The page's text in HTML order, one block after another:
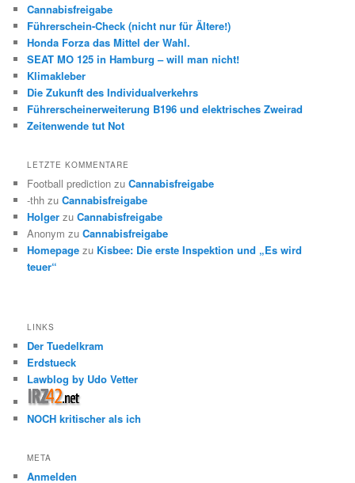
Cannabisfreigabe
Führerschein-Check (nicht nur für Ältere!)
Honda Forza das Mittel der Wahl.
SEAT MO 125 in Hamburg – will man nicht!
Klimakleber
Die Zukunft des Individualverkehrs
Führerscheinerweiterung B196 und elektrisches Zweirad
Zeitenwende tut Not
LETZTE KOMMENTARE
Football prediction zuCannabisfreigabe
-thh zuCannabisfreigabe
Holger zuCannabisfreigabe
Anonym zuCannabisfreigabe
Homepage zu Kisbee: Die erste Inspektion und „Es wird
teuer“
LINKS
Der Tuedelkram
Erdstueck
Lawblog by Udo Vetter
NOCH kritischer als ich
META
Anmelden